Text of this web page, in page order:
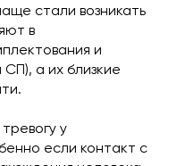
стали возникать
в
и
а их близкие
у
если контакт с